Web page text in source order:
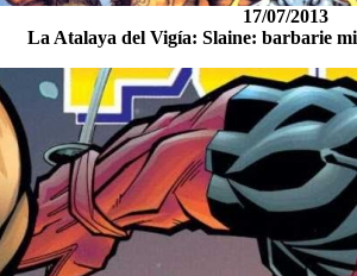
17/07/2013
La Atalaya del Vigía: Slaine: barbarie